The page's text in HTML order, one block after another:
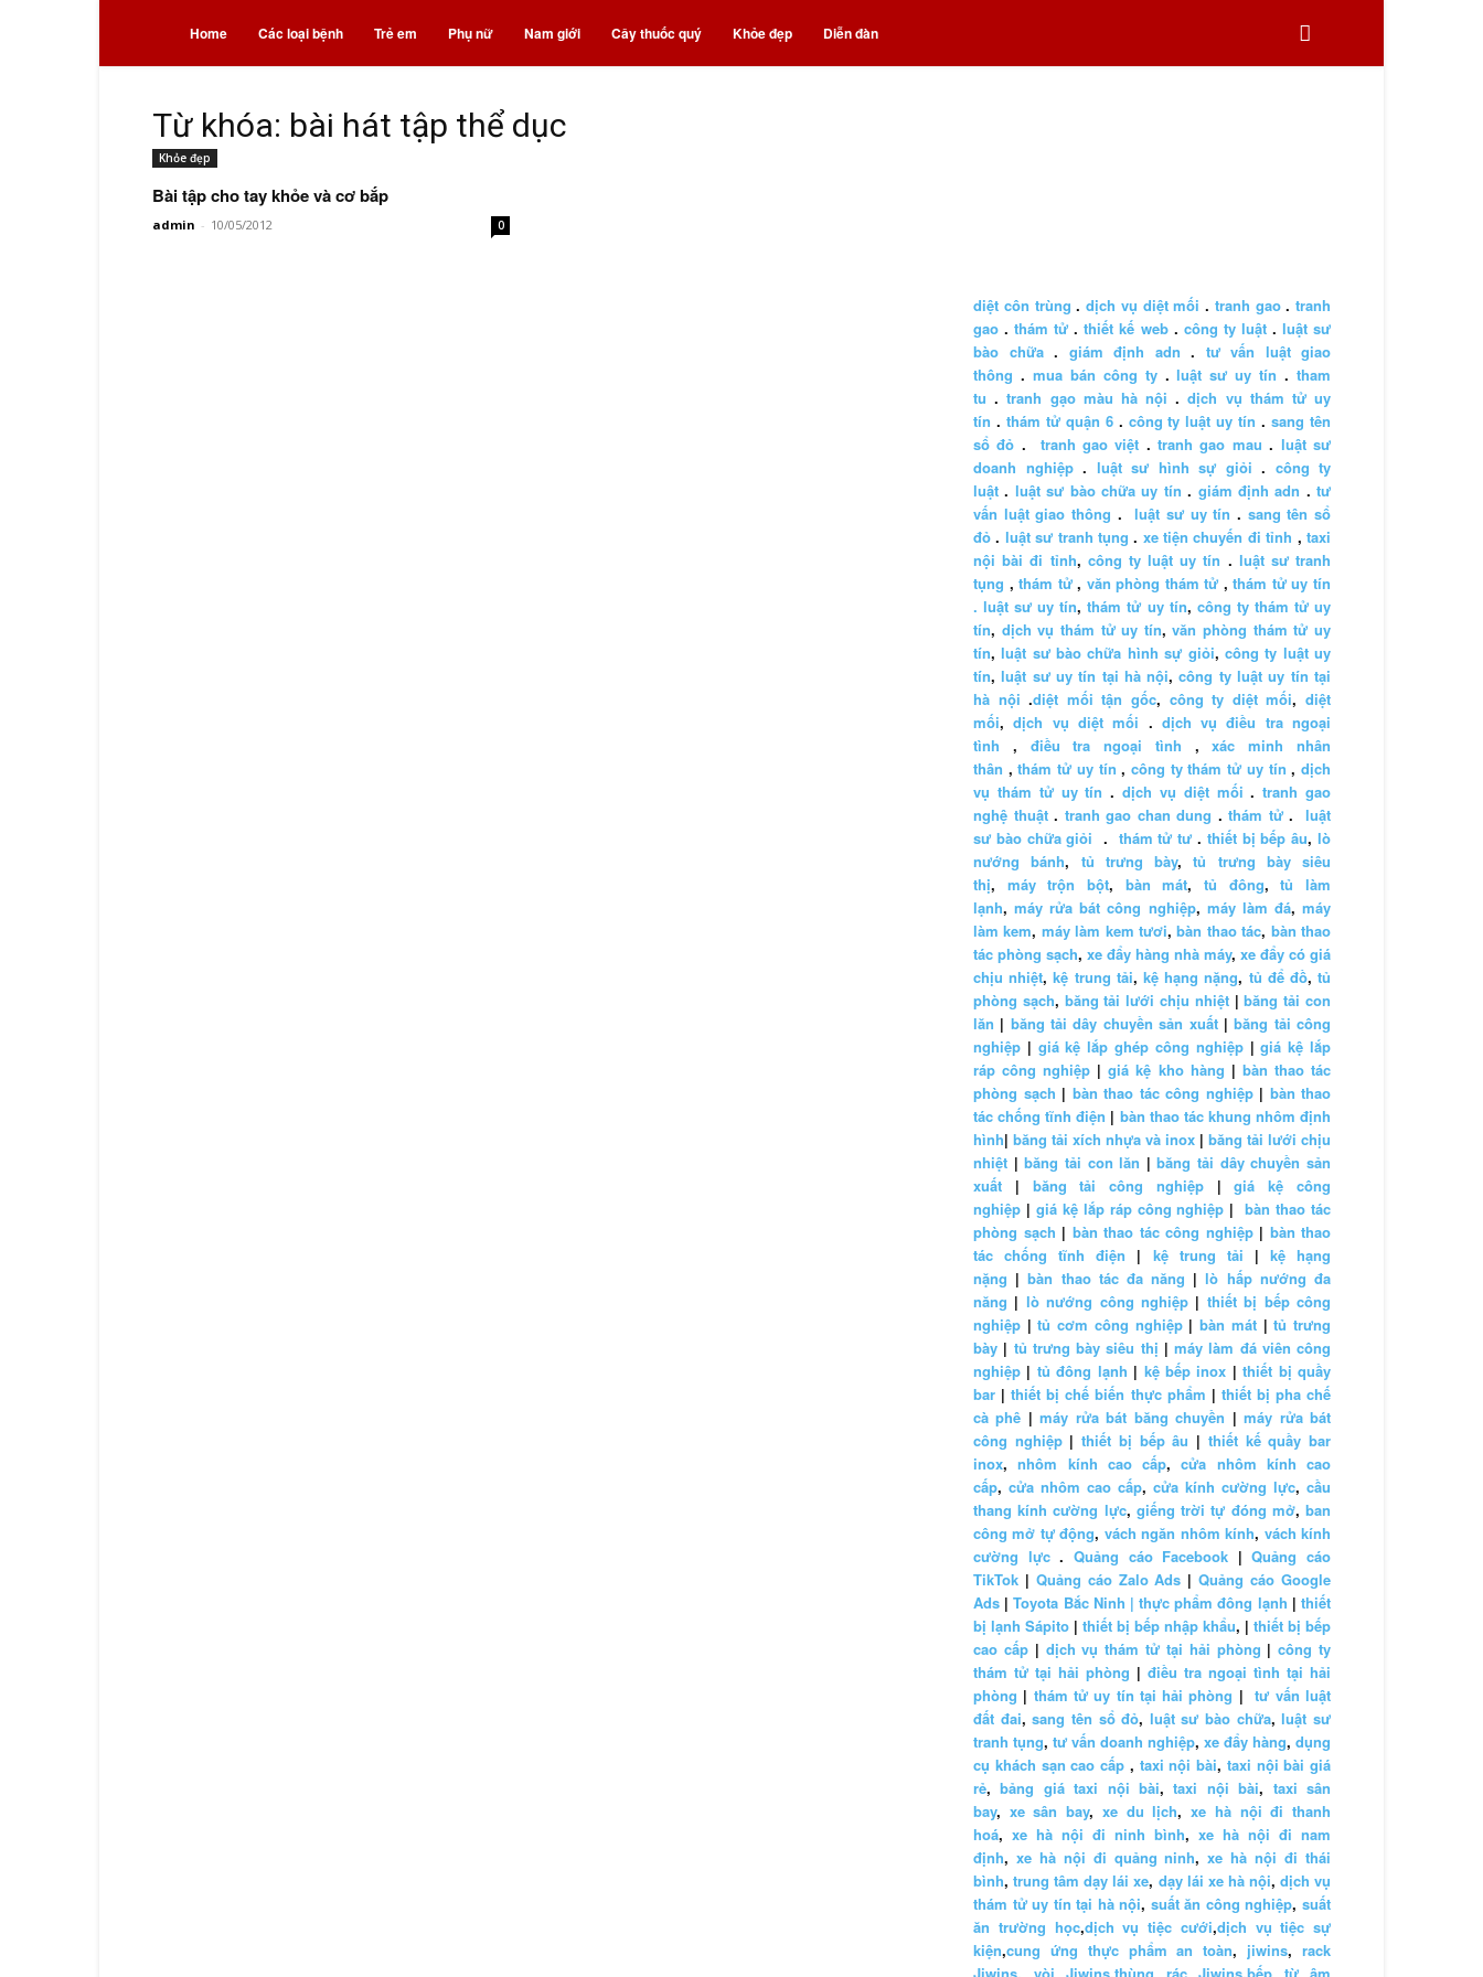
Bệnh
thuốc
Home Các loại bệnh Trẻ em Phụ nữ Nam giới Cây thuốc quý Khỏe đẹp Diễn đàn
Từ khóa: bài hát tập thể dục
Khỏe đẹp
Bài tập cho tay khỏe và cơ bắp
admin - 10/05/2012 0
diệt côn trùng . dịch vụ diệt mối . tranh gao. tranh
gao .thám tử .thiết kế web. công ty luật.luật sư
bào chữa. giám định adn . tư vấn luật giao
thông . mua bán công ty.luật sư uy tín .tham
tu .tranh gạo màu hà nội .dịch vụ thám tử uy
tín . thám tử quận 6. công ty luật uy tín .sang tên
sổ đỏ . tranh gao việt .tranh gao mau . luật sư
doanh nghiệp. luật sư hình sự giỏi . công ty
luật . luật sư bào chữa uy tín . giám định adn .tư
vấn luật giao thông .luật sư uy tín . sang tên sổ
đỏ . luật sư tranh tụng . xe tiện chuyến đi tỉnh ,taxi
nội bài đi tỉnh, công ty luật uy tín . luật sư tranh
tụng ,thám tử, văn phòng thám tử ,thám tử uy tín
. luật sư uy tín,thám tử uy tín, công ty thám tử uy
tín, dịch vụ thám tử uy tín,văn phòng thám tử uy
tín,luật sư bào chữa hình sự giỏi, công ty luật uy
tín,luật sư uy tín tại hà nội,công ty luật uy tín tại
hà nội.diệt mối tận gốc, công ty diệt mối,diệt
mối,dịch vụ diệt mối . dịch vụ điều tra ngoại
tình , điều tra ngoại tình ,xác minh nhân
thân ,thám tử uy tín ,công ty thám tử uy tín ,dịch
vụ thám tử uy tín .dịch vụ diệt mối .tranh gao
nghệ thuật. tranh gao chan dung . thám tử. luật
sư bào chữa giỏi . thám tử tư . thiết bị bếp âu,lò
nướng bánh, tủ trưng bày,tủ trưng bày siêu
thị, máy trộn bột, bàn mát,tủ đông,tủ làm
lạnh,máy rửa bát công nghiệp, máy làm đá,máy
làm kem, máy làm kem tươi,bàn thao tác, bàn thao
tác phòng sạch, xe đẩy hàng nhà máy, xe đẩy có giá
chịu nhiệt,kệ trung tải, kệ hạng nặng, tủ để đồ,tủ
phòng sạch, băng tải lưới chịu nhiệt|băng tải con
lăn | băng tải dây chuyền sản xuất|băng tải công
nghiệp | giá kệ lắp ghép công nghiệp|giá kệ lắp
ráp công nghiệp |giá kệ kho hàng | bàn thao tác
phòng sạch | bàn thao tác công nghiệp| bàn thao
tác chống tĩnh điện | bàn thao tác khung nhôm định
hình| băng tải xích nhựa và inox | băng tải lưới chịu
nhiệt |băng tải con lăn |băng tải dây chuyền sản
xuất | băng tải công nghiệp|giá kệ công
nghiệp | giá kệ lắp ráp công nghiệp |bàn thao tác
phòng sạch | bàn thao tác công nghiệp| bàn thao
tác chống tĩnh điện | kệ trung tải | kệ hạng
nặng |bàn thao tác đa năng |lò hấp nướng đa
năng | lò nướng công nghiệp | thiết bị bếp công
nghiệp |tủ cơm công nghiệp|bàn mát|tủ trưng
bày | tủ trưng bày siêu thị | máy làm đá viên công
nghiệp | tủ đông lạnh | kệ bếp inox |thiết bị quầy
bar |thiết bị chế biến thực phẩm | thiết bị pha chế
cà phê |máy rửa bát băng chuyền |máy rửa bát
công nghiệp|thiết bị bếp âu | thiết kế quầy bar
inox,nhôm kính cao cấp,cửa nhôm kính cao
cấp, cửa nhôm cao cấp, cửa kính cường lực, cầu
thang kính cường lực, giếng trời tự đóng mở,ban
công mở tự động, vách ngăn nhôm kính, vách kính
cường lực. Quảng cáo Facebook |Quảng cáo
TikTok | Quảng cáo Zalo Ads |Quảng cáo Google
Ads |Toyota Bắc Ninh | thực phẩm đông lạnh |thiết
bị lạnh Sápito | thiết bị bếp nhập khẩu, | thiết bị bếp
cao cấp| dịch vụ thám tử tại hải phòng |công ty
thám tử tại hải phòng | điều tra ngoại tình tại hải
phòng | thám tử uy tín tại hải phòng |tư vấn luật
đất đai,sang tên sổ đỏ, luật sư bào chữa,luật sư
tranh tụng, tư vấn doanh nghiệp, xe đẩy hàng, dụng
cụ khách sạn cao cấp , taxi nội bài, taxi nội bài giá
rẻ,bảng giá taxi nội bài,taxi nội bài, taxi sân
bay, xe sân bay, xe du lịch,xe hà nội đi thanh
hoá, xe hà nội đi ninh bình, xe hà nội đi nam
định, xe hà nội đi quảng ninh,xe hà nội đi thái
bình,trung tâm dạy lái xe, dạy lái xe hà nội, dịch vụ
thám tử uy tín tại hà nội, suất ăn công nghiệp,suất
ăn trường học,dịch vụ tiệc cưới,dịch vụ tiệc sự
kiện,cung ứng thực phẩm an toàn, jiwins,rack